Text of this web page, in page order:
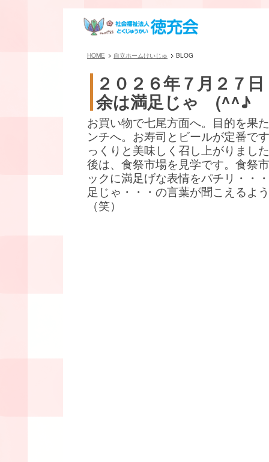
HOME 自立ホームけいじゅ BLOG
２０２６年７月２７日
余は満足じゃ (^^♪
お買い物で七尾方面へ。目的を果
ンチへ。お寿司とビールが定番で
っくりと美味しく召し上がりまし
後は、食祭市場を見学です。食祭
ックに満足げな表情をパチリ・・
足じゃ・・・の言葉が聞こえる
（笑）